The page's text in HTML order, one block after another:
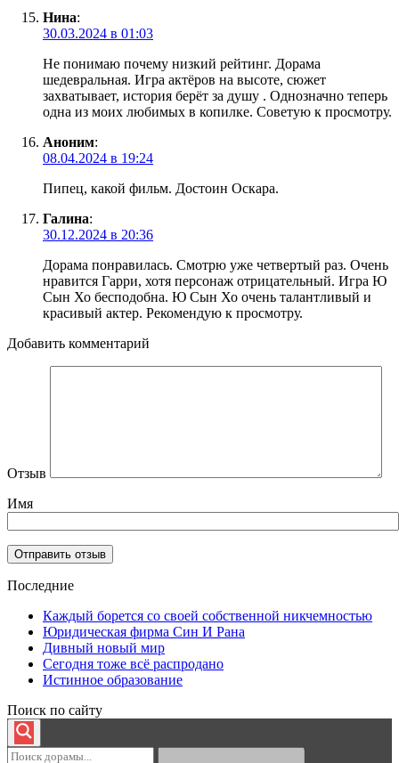
Нина:
30.03.2024 в 01:03
Не понимаю почему низкий рейтинг. Дорама
шедевральная. Игра актëров на высоте, сюжет
захватывает, история берëт за душу . Однозначно теперь
одна из моих любимых в копилке. Советую к просмотру.
Аноним:
08.04.2024 в 19:24
Пипец, какой фильм. Достоин Оскара.
Галина:
30.12.2024 в 20:36
Дорама понравилась. Смотрю уже четвертый раз. Очень
нравится Гарри, хотя персонаж отрицательный. Игра Ю
Сын Хо бесподобна. Ю Сын Хо очень талантливый и
красивый актер. Рекомендую к просмотру.
Добавить комментарий
Отзыв
Имя
Последние
Каждый борется со своей собственной никчемностью
Юридическая фирма Син И Рана
Дивный новый мир
Сегодня тоже всё распродано
Истинное образование
Поиск по сайту